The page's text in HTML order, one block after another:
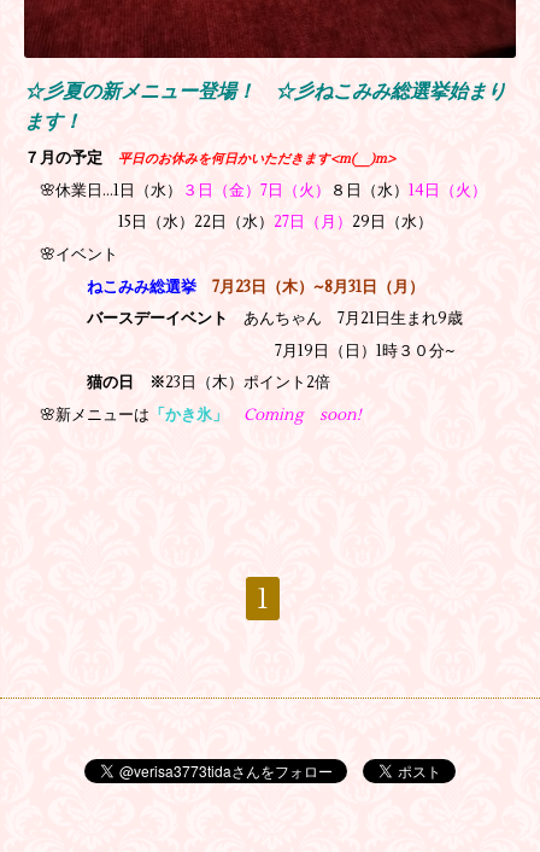
☆彡夏の新メニュー登場！ ☆彡ねこみみ総選挙始まり
ます！
７月の予定 平日のお休みを何日かいただきます<m(__)m>
🌸休業日…1日（水） ３日（金）7日（火） ８日（水） 14日（火）
15日（水） 22日（水） 27日（月） 29日（水）
🌸イベント
ねこみみ総選挙 7月23日（木）~8月31日（月）
バースデーイベント
あんちゃん 7月21日生まれ9歳
7月19日（日）1時３０分~
猫の日 ※23日（木）ポイント2倍
🌸新メニューは 「かき氷」 Coming soon!
1